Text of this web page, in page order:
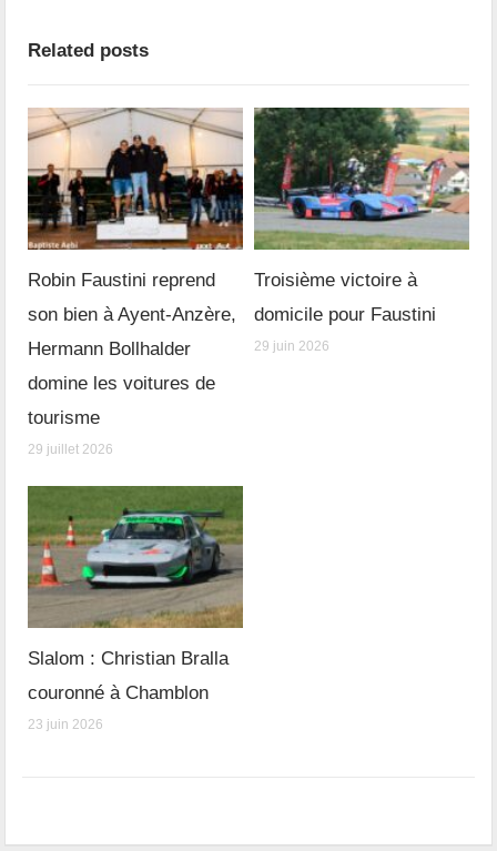
Related posts
Robin Faustini reprend
son bien à Ayent-Anzère,
Hermann Bollhalder
domine les voitures de
tourisme
29 juillet 2026
Troisième victoire à
domicile pour Faustini
29 juin 2026
Slalom : Christian Bralla
couronné à Chamblon
23 juin 2026